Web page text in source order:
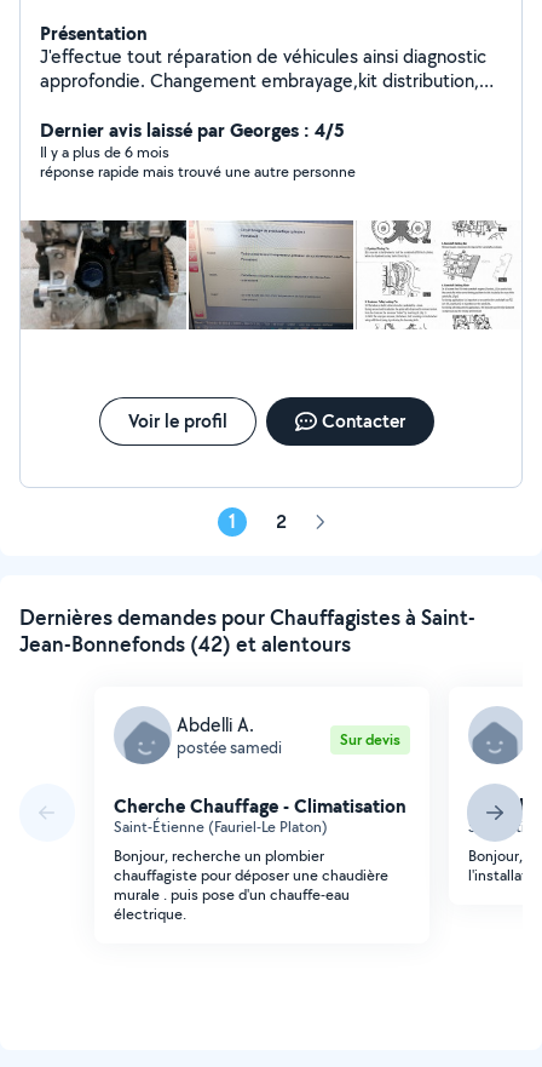
Présentation
J'effectue tout réparation de véhicules ainsi diagnostic
approfondie. Changement embrayage,kit distribution,
Dernier avis laissé par Georges : 4/5
Il y a plus de 6 mois
réponse rapide mais trouvé une autre personne
Voir le profil Contacter
1 2 Page
Dernières demandes pour Chauffagistes à Saint-
Jean-Bonnefonds (42) et alentours
Abdelli A.
postée samedi Sur devis
Cherche Chauffage - Climatisation
Saint-Étienne (Fauriel-Le Platon)
Bonjour, recherche un plombier
chauffagiste pour déposer une chaudière
murale . puis pose d'un chauffe-eau
électrique.
Saint-
Bonjour,